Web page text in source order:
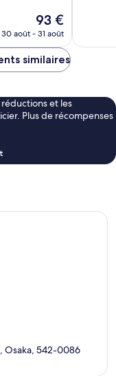
Le
nouveau
est
de
93 €
30 août - 31 août
similaires
et les
Plus de récompenses
Osaka, 542-0086